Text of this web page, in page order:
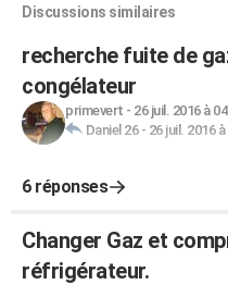
Discussions similaires
recherche fuite de
congélateur
primevert - 26 juil. 2016 à
Daniel 26- 26 juil. 2016 à
6 réponses
Changer Gaz et
réfrigérateur.